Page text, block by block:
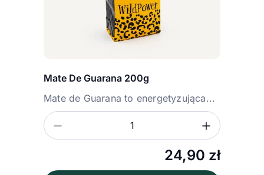
Mate De Guarana 200g
Mate de Guarana to energetyzująca...
24,90 zł
Zmniejsz ilość